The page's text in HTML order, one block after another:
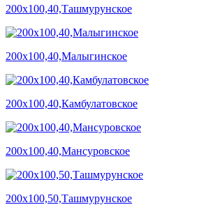
200х100,40,Ташмурунское
200х100,40,Малыгинское
200х100,40,Камбулатовское
200х100,40,Мансуровское
200х100,50,Ташмурунское